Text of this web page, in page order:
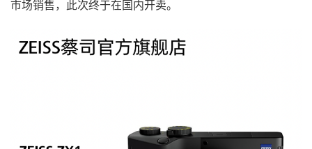
市场销售，此次终于在国内开卖。